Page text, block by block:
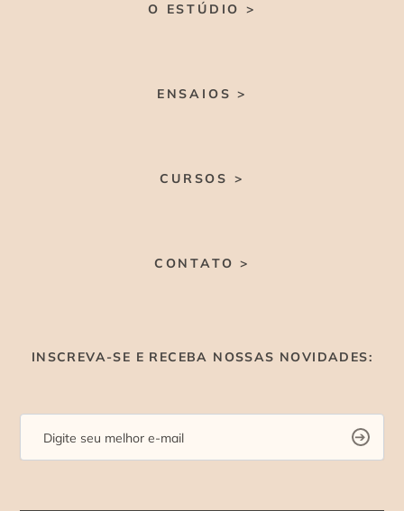
O ESTÚDIO >
ENSAIOS >
CURSOS >
CONTATO >
INSCREVA-SE E RECEBA NOSSAS NOVIDADES: